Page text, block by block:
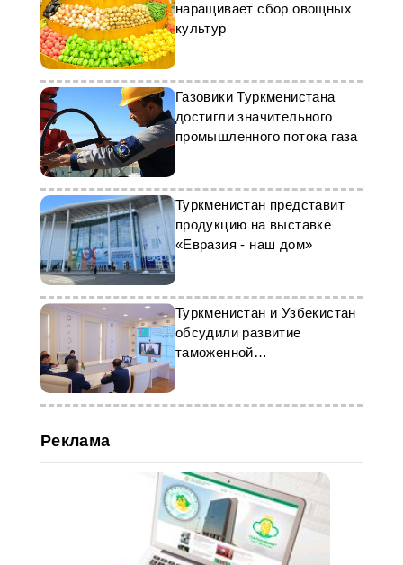
наращивает сбор овощных
культур
Газовики Туркменистана
достигли значительного
промышленного потока газа
Туркменистан представит
продукцию на выставке
«Евразия - наш дом»
Туркменистан и Узбекистан
обсудили развитие
таможенной
инфраструктуры
Реклама